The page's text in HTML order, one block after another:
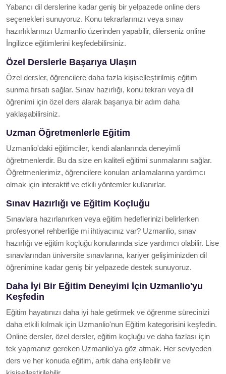
Yabancı dil derslerine kadar geniş bir yelpazede online ders
seçenekleri sunuyoruz. Konu tekrarlarınızı veya sınav
hazırlıklarınızı Uzmanlio üzerinden yapabilir, dilerseniz online
İngilizce eğitimlerini keşfedebilirsiniz.
Özel Derslerle Başarıya Ulaşın
Özel dersler, öğrencilere daha fazla kişiselleştirilmiş eğitim
sunma fırsatı sağlar. Sınav hazırlığı, konu tekrarı veya dil
öğrenimi için özel ders alarak başarıya bir adım daha
yaklaşabilirsiniz.
Uzman Öğretmenlerle Eğitim
Uzmanlio'daki eğitimciler, kendi alanlarında deneyimli
öğretmenlerdir. Bu da size en kaliteli eğitimi sunmalarını sağlar.
Öğretmenlerimiz, öğrencilere konuları anlamalarına yardımcı
olmak için interaktif ve etkili yöntemler kullanırlar.
Sınav Hazırlığı ve Eğitim Koçluğu
Sınavlara hazırlanırken veya eğitim hedeflerinizi belirlerken
profesyonel rehberliğe mi ihtiyacınız var? Uzmanlio, sınav
hazırlığı ve eğitim koçluğu konularında size yardımcı olabilir. Lise
sınavlarından üniversite sınavlarına, kariyer gelişiminizden dil
öğrenimine kadar geniş bir yelpazede destek sunuyoruz.
Daha İyi Bir Eğitim Deneyimi İçin Uzmanlio'yu
Keşfedin
Eğitim hayatınızı daha iyi hale getirmek ve öğrenme sürecinizi
daha etkili kılmak için Uzmanlio'nun Eğitim kategorisini keşfedin.
Online dersler, özel dersler, eğitim koçluğu ve daha fazlası için
tek yapmanız gereken Uzmanlio'ya göz atmak. Her seviyeden
ders ve her konuda eğitim, artık daha erişilebilir ve